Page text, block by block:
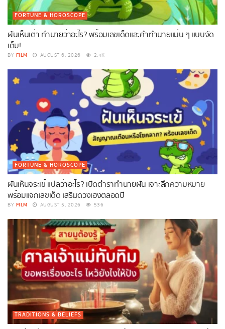
FORTUNE & HOROSCOPE
ฝันเห็นเต่า ทำนายว่าอะไร? พร้อมเลขเด็ดและคำทำนายแม่น ๆ แบบจัด
เต็ม!
BY FILM AUGUST 6, 2026 2.4K
FORTUNE & HOROSCOPE
ฝันเห็นจระเข้ แปลว่าอะไร? เปิดตำราทำนายฝัน เจาะลึกความหมาย
พร้อมแจกเลขเด็ด เสริมดวงเฮงตลอดปี
BY FILM AUGUST 5, 2026 536
TRADITIONS & BELIEFS